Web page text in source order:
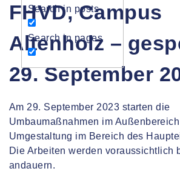
Search in posts
Search in pages
FHVD, Campus
Altenholz –
29. September
Am 29. September 2023 starten die
Umbaumaßnahmen im
Umgestaltung im Bereich des
Die Arbeiten werden voraussichtlich
andauern.